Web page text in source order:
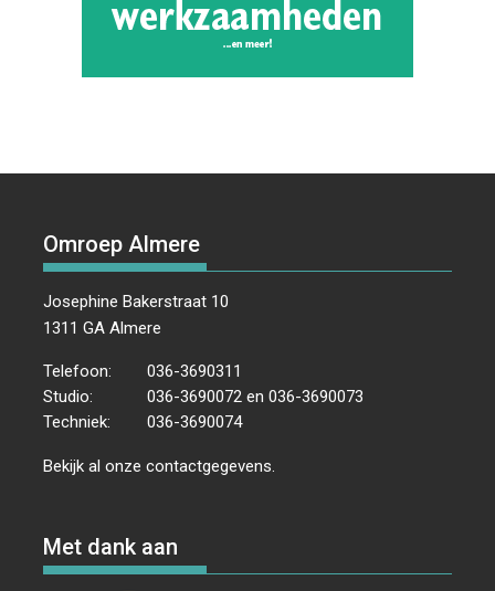
Omroep Almere
Josephine Bakerstraat 10
1311 GA Almere
Telefoon:
036-3690311
Studio:
036-3690072 en 036-3690073
Techniek:
036-3690074
Bekijk al onzecontactgegevens
Met dank aan